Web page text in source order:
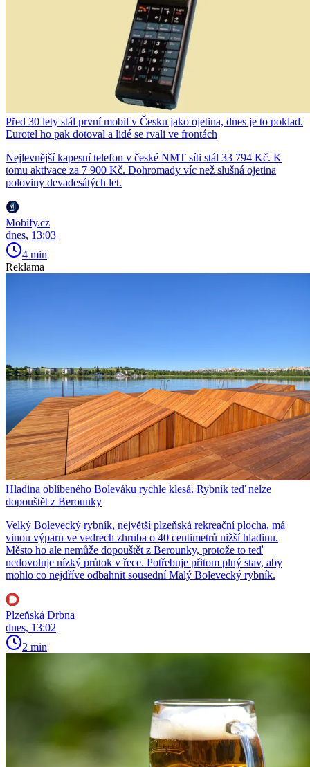
Před 30 lety stál první mobil v Česku jako ojetina, dnes je to poklad.
Eurotel ho pak dotoval a lidé se rvali ve frontách
Nejlevnější kapesní telefon v české NMT síti stál 33 794 Kč. K
tomu aktivace za 7 900 Kč. Dohromady víc než slušná ojetina
poloviny devadesátých let.
Mobify.cz
dnes, 13:03
4 min
Reklama
Hladina oblíbeného Boleváku rychle klesá. Rybník teď nelze
dopouštět z Berounky
Velký Bolevecký rybník, největší plzeňská rekreační plocha, má
vinou výparu ve vedrech zhruba o 40 centimetrů nižší hladinu.
Město ho ale nemůže dopouštět z Berounky, protože to teď
nedovoluje nízký průtok v řece. Potřebuje přitom plný stav, aby
mohlo co nejdříve odbahnit sousední Malý Bolevecký rybník.
Plzeňská Drbna
dnes, 13:02
2 min